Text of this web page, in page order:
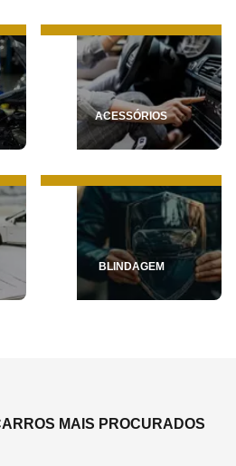
ACESSÓRIOS
BLINDAGEM
MAIS PROCURADOS